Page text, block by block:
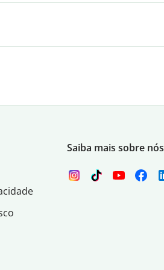
Saiba mais sobre nós